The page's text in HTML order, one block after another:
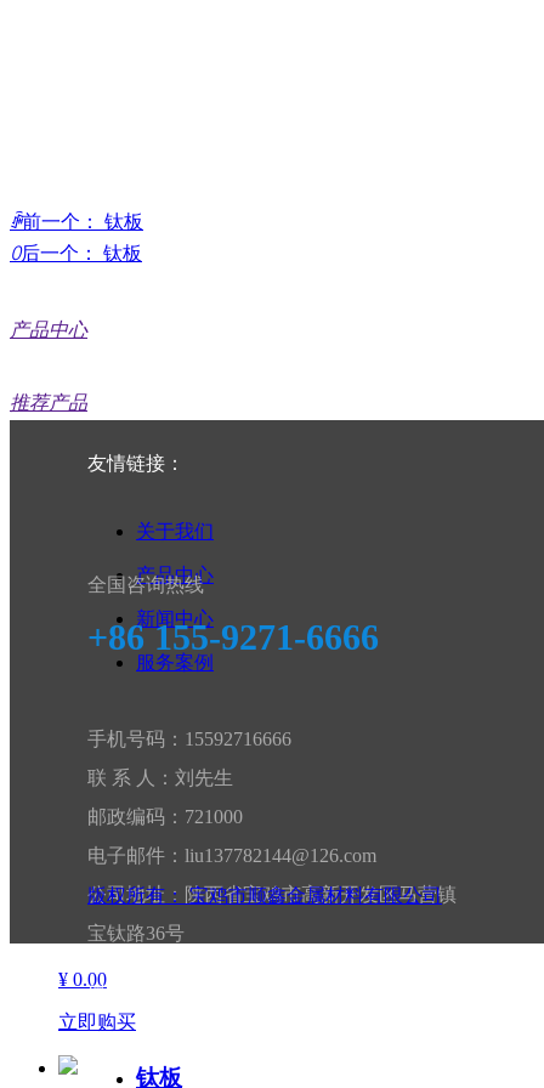
ꄴ前一个：
钛板
ꄲ后一个： 钛板
产品中心
推荐产品
钛板
钛锻件
钛管
钛板
¥ 0.00
立即购买
友情链接：
关于我们
产品中心
新闻中心
服务案例
全国咨询热线
+86 155-9271-6666
手机号码：15592716666
联 系 人：刘先生
邮政编码：721000
电子邮件：liu137782144@126.com
公司地址：陕西省宝鸡市高新开发区马营镇
宝钛路36号
微信扫码 关注我们
钛板
版权所有： 宝鸡市顺鑫金属材料有限公司